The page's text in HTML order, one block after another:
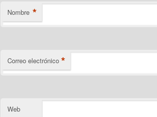
Nombre *
Correo electrónico *
Web